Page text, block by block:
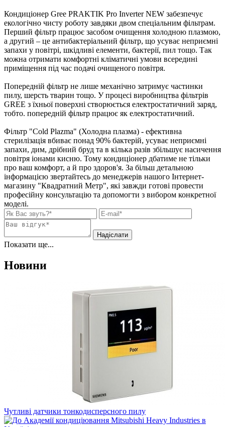
Кондиціонер Gree PRAKTIK Pro Inverter NEW забезпечує
екологічно чисту роботу завдяки двом спеціальним фільтрам.
Перший фільтр працює засобом очищення холодною плазмою,
а другий – це антибактеріальний фільтр, що усуває неприємні
запахи у повітрі, шкідливі елементи, бактерії, пил тощо. Так
можна отримати комфортні кліматичні умови всередині
приміщення під час подачі очищеного повітря.
Попередній фільтр не лише механічно затримує частинки
пилу, шерсть тварин тощо. У процесі виробництва фільтрів
GREE з їхньої поверхні створюється електростатичний заряд,
тобто. попередній фільтр працює як електростатичний.
Фільтр "Cold Plazma" (Холодна плазма) - ефективна
стерилізація вбиває понад 90% бактерій, усуває неприємні
запахи, дим, дрібний бруд та в кілька разів збільшує насичення
повітря іонами кисню. Тому кондиціонер дбатиме не тільки
про ваш комфорт, а й про здоров'я. За більш детальною
інформацією звертайтесь до менеджерів нашого Інтернет-
магазину "Квадратний Метр", які завжди готові провести
професійну консультацію та допомогти з вибором конкретної
моделі.
Показати ще...
Новини
Чутливі датчики тонкодисперсного пилу